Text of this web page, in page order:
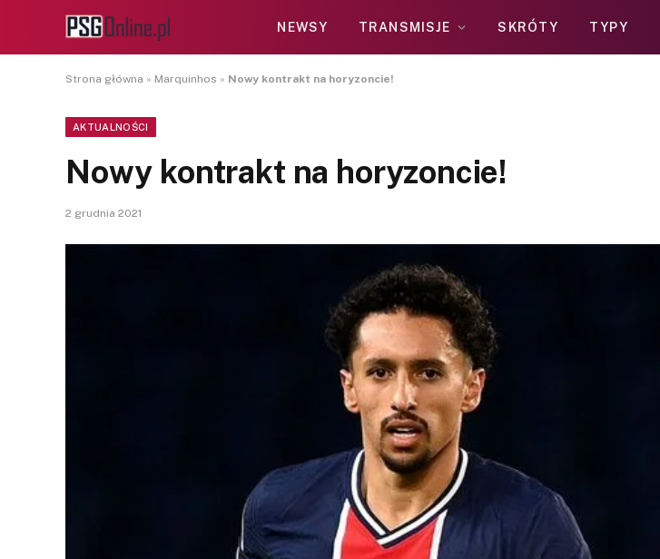
NEWSY TRANSMISJE SKRÓTY TYPY
Strona główna » Marquinhos » Nowy kontrakt na horyzoncie!
AKTUALNOŚCI
Nowy kontrakt na horyzoncie!
2 grudnia 2021